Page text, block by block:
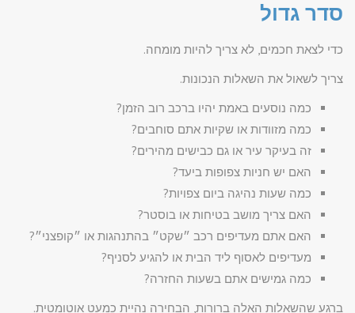
סדר גדול
כדי לצאת חכמים, לא צריך להיות מומחה.
צריך לשאול את השאלות הנכונות.
כמה נוסעים באמת יהיו ברכב רוב הזמן?
כמה מזוודות או שקיות אתם סוחבים?
זה בעיקר עיר או גם כבישים מהירים?
האם יש חניות צפופות ביעד?
כמה שעות נהיגה ביום צפויות?
האם צריך מושב בטיחות או בוסטר?
האם אתם מעדיפים רכב ״שקט״ בהתנהגות או ״קופצני״?
מעדיפים לאסוף ליד הבית או להגיע לסניף?
כמה גמישים אתם בשעות החזרה?
ברגע שהשאלות האלה ברורות, הבחירה נהיית כמעט אוטומטית.